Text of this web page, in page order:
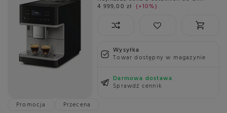
4 999,00 zł +10%
Wysyłka
Towar dostępny w magazynie
Darmowa dostawa
Sprawdź cennik
Promocja
Przecena